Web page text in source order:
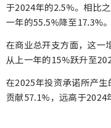
于2024年的2.5%。相比
一年的55.5%降至17.3%。
在商业总开支方面，这一
从上一年的15%跃升至
在2025年投资承诺所产
贡献57.1%，远高于2024